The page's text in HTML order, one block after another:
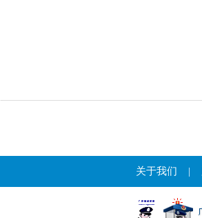
关于我们 |